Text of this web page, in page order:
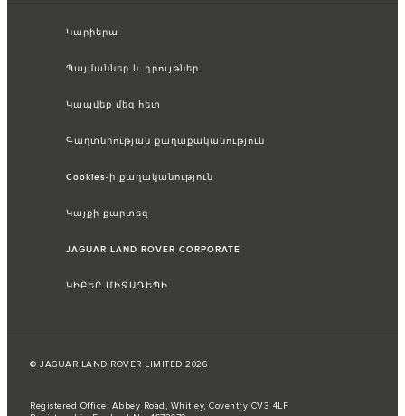
Կարիերա
Պայմաններ և դրույթներ
Կապվեք մեզ հետ
Գաղտնիության քաղաքականություն
Cookies-ի քաղականություն
Կայքի քարտեզ
JAGUAR LAND ROVER CORPORATE
ԿԻԲԵՐ ՄԻՋԱԴԵՊԻ
© JAGUAR LAND ROVER LIMITED 2026
Registered Office: Abbey Road, Whitley, Coventry CV3 4LF